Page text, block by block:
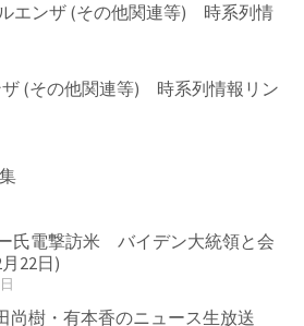
エンザ (その他関連等) 時系列情
ザ (その他関連等) 時系列情報リン
氏電撃訪米 バイデン大統領と会
22日)
尚樹・有本香のニュース生放送